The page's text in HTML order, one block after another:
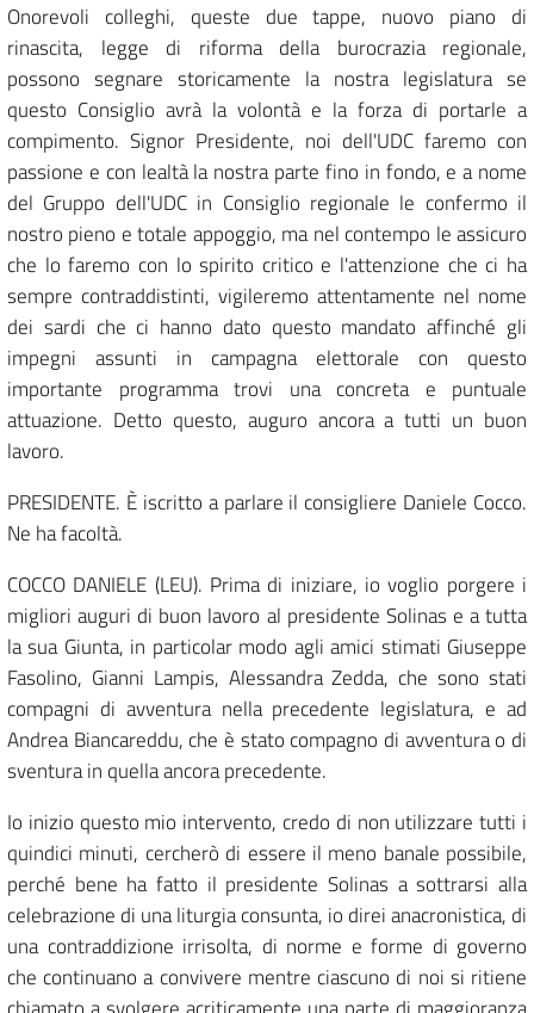
Onorevoli colleghi, queste due tappe, nuovo piano di
rinascita, legge di riforma della burocrazia regionale,
possono segnare storicamente la nostra legislatura se
questo Consiglio avrà la volontà e la forza di portarle a
compimento. Signor Presidente, noi dell'UDC faremo con
passione e con lealtà la nostra parte fino in fondo, e a nome
del Gruppo dell'UDC in Consiglio regionale le confermo il
nostro pieno e totale appoggio, ma nel contempo le assicuro
che lo faremo con lo spirito critico e l'attenzione che ci ha
sempre contraddistinti, vigileremo attentamente nel nome
dei sardi che ci hanno dato questo mandato affinché gli
impegni assunti in campagna elettorale con questo
importante programma trovi una concreta e puntuale
attuazione. Detto questo, auguro ancora a tutti un buon
lavoro.
PRESIDENTE. È iscritto a parlare il consigliere Daniele Cocco.
Ne ha facoltà.
COCCO DANIELE (LEU). Prima di iniziare, io voglio porgere i
migliori auguri di buon lavoro al presidente Solinas e a tutta
la sua Giunta, in particolar modo agli amici stimati Giuseppe
Fasolino, Gianni Lampis, Alessandra Zedda, che sono stati
compagni di avventura nella precedente legislatura, e ad
Andrea Biancareddu, che è stato compagno di avventura o di
sventura in quella ancora precedente.
Io inizio questo mio intervento, credo di non utilizzare tutti i
quindici minuti, cercherò di essere il meno banale possibile,
perché bene ha fatto il presidente Solinas a sottrarsi alla
celebrazione di una liturgia consunta, io direi anacronistica, di
una contraddizione irrisolta, di norme e forme di governo
che continuano a convivere mentre ciascuno di noi si ritiene